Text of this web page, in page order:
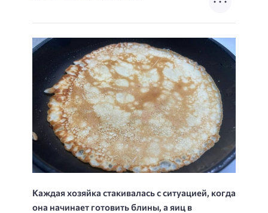
Каждая хозяйка стакивалась с ситуацией, когда
она начинает готовить блины, а яиц в